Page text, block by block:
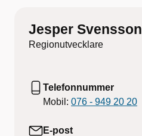
Jesper Svensson
Regionutvecklare
Telefonnummer
Mobil: 076 - 949 20 20
E-post